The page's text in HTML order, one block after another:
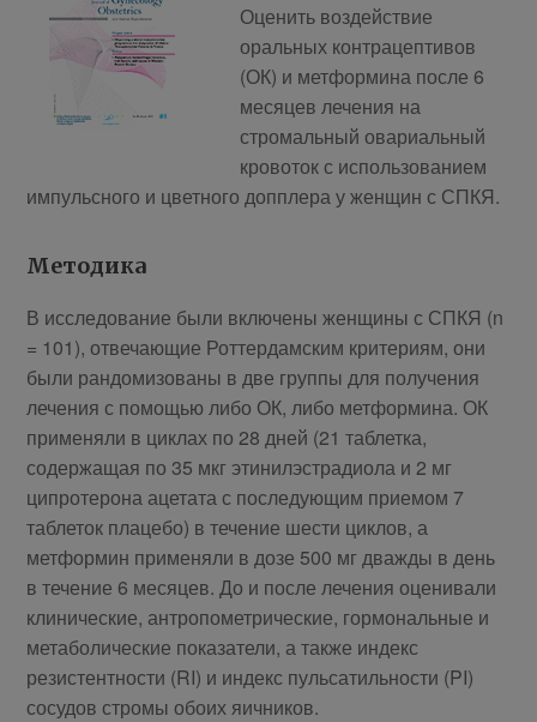
Оценить воздействие
оральных контрацептивов
(ОК) и метформина после 6
месяцев лечения на
стромальный овариальный
кровоток с использованием
импульсного и цветного допплера у женщин с СПКЯ.
Методика
В исследование были включены женщины с СПКЯ (n
= 101), отвечающие Роттердамским критериям, они
были рандомизованы в две группы для получения
лечения с помощью либо ОК, либо метформина. ОК
применяли в циклах по 28 дней (21 таблетка,
содержащая по 35 мкг этинилэстрадиола и 2 мг
ципротерона ацетата с последующим приемом 7
таблеток плацебо) в течение шести циклов, а
метформин применяли в дозе 500 мг дважды в день
в течение 6 месяцев. До и после лечения оценивали
клинические, антропометрические, гормональные и
метаболические показатели, а также индекс
резистентности (RI) и индекс пульсатильности (PI)
сосудов стромы обоих яичников.